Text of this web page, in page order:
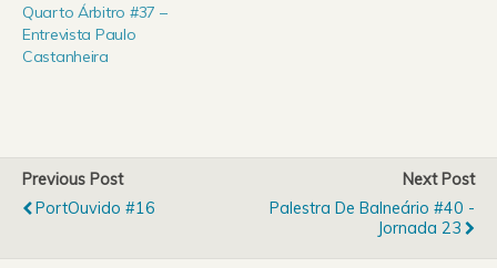
Quarto Árbitro #37 –
Entrevista Paulo
Castanheira
Previous Post
PortOuvido #16
Next Post
Palestra De Balneário #40 -
Jornada 23